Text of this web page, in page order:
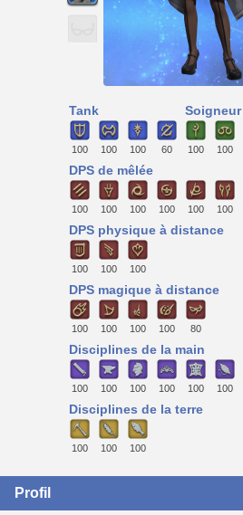
Tank
100 100 100 60
Soigneur
100 100
DPS de mêlée
100 100 100 100 100 100
DPS physique à distance
100 100 100
DPS magique à distance
100 100 100 100 80
Disciplines de la main
100 100 100 100 100 100
Disciplines de la terre
100 100 100
Profil